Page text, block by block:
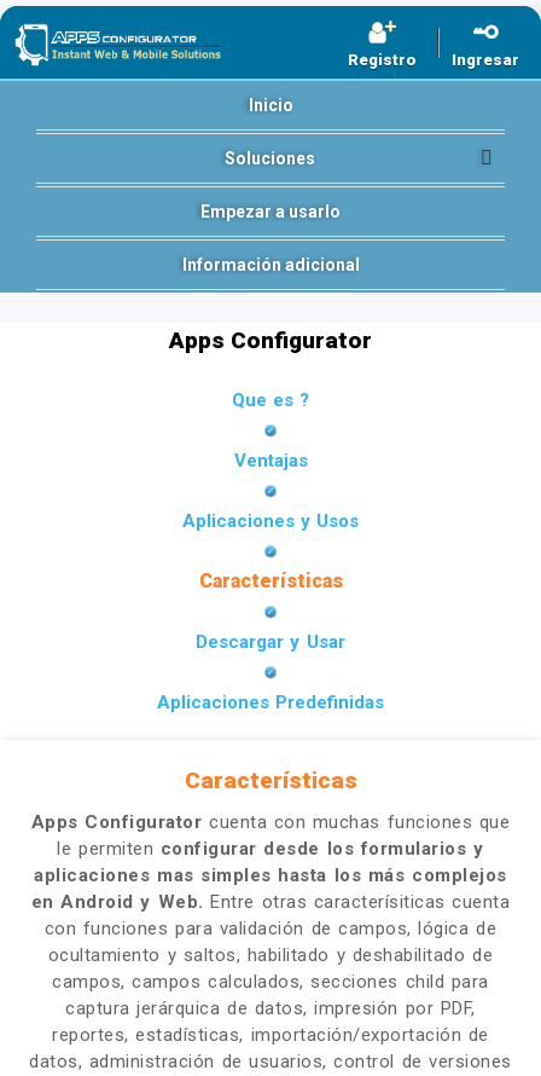
Registro Ingresar
Inicio
Soluciones
Empezar a usarlo
Información adicional
Apps Configurator
Que es ?
Ventajas
Aplicaciones y Usos
Características
Descargar y Usar
Aplicaciones Predefinidas
Características
Apps Configuratorcuenta con muchas funciones que
le permiten configurar desde los formularios y
aplicaciones mas simples hasta los más complejos
en Android y Web. Entre otras caracterísiticas cuenta
con funciones para validación de campos, lógica de
ocultamiento y saltos, habilitado y deshabilitado de
campos, campos calculados, secciones child para
captura jerárquica de datos, impresión por PDF,
reportes, estadísticas, importación/exportación de
datos, administración de usuarios, control de versiones